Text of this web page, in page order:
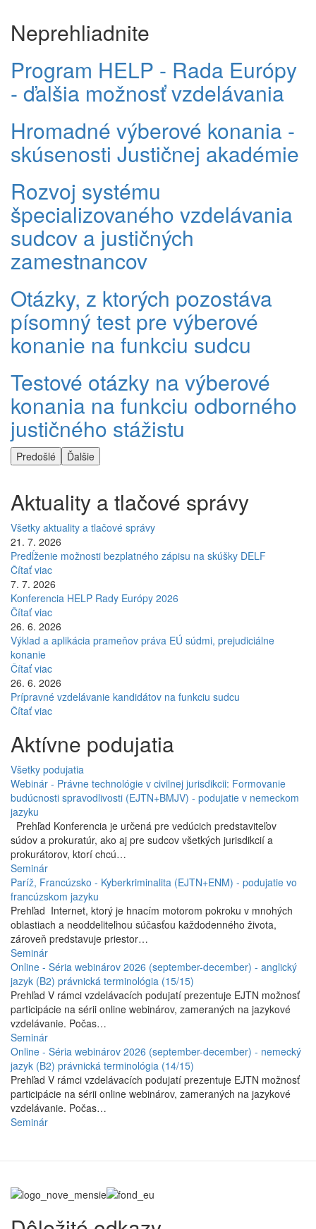
Neprehliadnite
Program HELP - Rada Európy
- ďalšia možnosť vzdelávania
Hromadné výberové konania -
skúsenosti Justičnej akadémie
Rozvoj systému
špecializovaného vzdelávania
sudcov a justičných
zamestnancov
Otázky, z ktorých pozostáva
písomný test pre výberové
konanie na funkciu sudcu
Testové otázky na výberové
konania na funkciu odborného
justičného stážistu
Predošlé Ďalšie
Aktuality a tlačové správy
Všetky aktuality a tlačové správy
21. 7. 2026
Predĺženie možnosti bezplatného zápisu na skúšky DELF
Čítať viac
7. 7. 2026
Konferencia HELP Rady Európy 2026
Čítať viac
26. 6. 2026
Výklad a aplikácia prameňov práva EÚ súdmi, prejudiciálne
konanie
Čítať viac
26. 6. 2026
Prípravné vzdelávanie kandidátov na funkciu sudcu
Čítať viac
Aktívne podujatia
Všetky podujatia
Webinár - Právne technológie v civilnej jurisdikcii: Formovanie
budúcnosti spravodlivosti (EJTN+BMJV) - podujatie v nemeckom
jazyku
Prehľad Konferencia je určená pre vedúcich predstaviteľov
súdov a prokuratúr, ako aj pre sudcov všetkých jurisdikcií a
prokurátorov, ktorí chcú…
Seminár
Paríž, Francúzsko - Kyberkriminalita (EJTN+ENM) - podujatie vo
francúzskom jazyku
Prehľad Internet, ktorý je hnacím motorom pokroku v mnohých
oblastiach a neoddeliteľnou súčasťou každodenného života,
zároveň predstavuje priestor…
Seminár
Online - Séria webinárov 2026 (september-december) - anglický
jazyk (B2) právnická terminológia (15/15)
Prehľad V rámci vzdelávacích podujatí prezentuje EJTN možnosť
participácie na sérii online webinárov, zameraných na jazykové
vzdelávanie. Počas…
Seminár
Online - Séria webinárov 2026 (september-december) - nemecký
jazyk (B2) právnická terminológia (14/15)
Prehľad V rámci vzdelávacích podujatí prezentuje EJTN možnosť
participácie na sérii online webinárov, zameraných na jazykové
vzdelávanie. Počas…
Seminár